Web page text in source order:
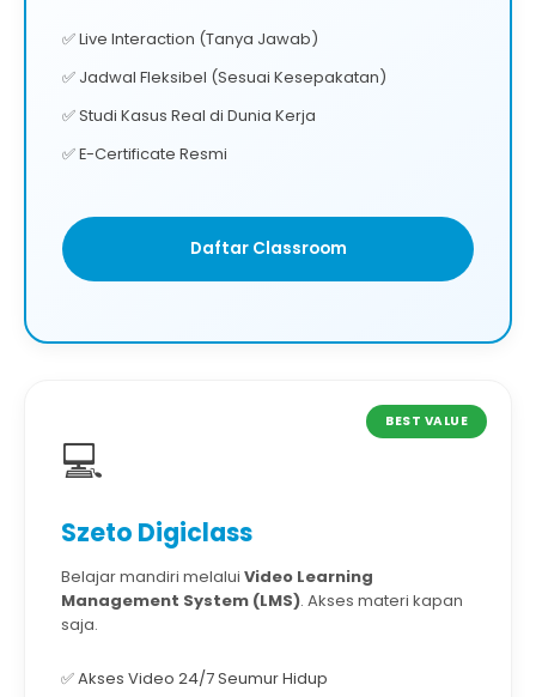
✅ Live Interaction (Tanya Jawab)
✅ Jadwal Fleksibel (Sesuai Kesepakatan)
✅ Studi Kasus Real di Dunia Kerja
✅ E-Certificate Resmi
Daftar Classroom
BEST VALUE
💻
Szeto Digiclass
Belajar mandiri melalui Video Learning
Management System (LMS). Akses materi kapan
saja.
✅ Akses Video 24/7 Seumur Hidup